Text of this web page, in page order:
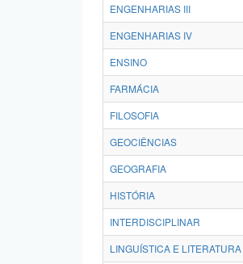
ENGENHARIAS III
ENGENHARIAS IV
ENSINO
FARMÁCIA
FILOSOFIA
GEOCIÊNCIAS
GEOGRAFIA
HISTÓRIA
INTERDISCIPLINAR
LINGUÍSTICA E LITERATURA